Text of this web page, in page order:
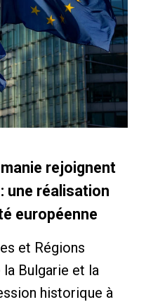
rejoignent
une réalisation
européenne
et Régions
la Bulgarie et la
historique à